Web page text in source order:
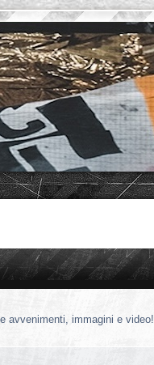
avvenimenti, immagini e video!